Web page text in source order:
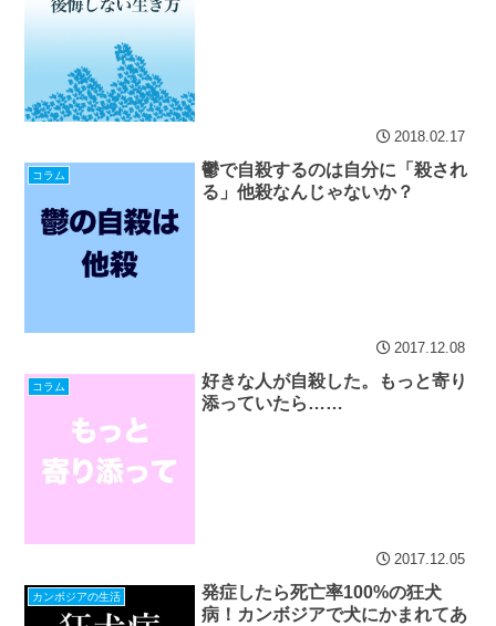
2018.02.17
コラム
鬱で自殺するのは自分に「殺され
る」他殺なんじゃないか？
2017.12.08
コラム
好きな人が自殺した。もっと寄り
添っていたら……
2017.12.05
カンボジアの生活
発症したら死亡率100%の狂犬
病！カンボジアで犬にかまれてあ